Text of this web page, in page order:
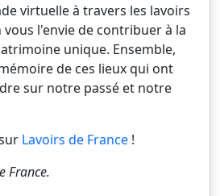
virtuelle à travers les lavoirs
vous l'envie de contribuer à la
unique. Ensemble,
de ces lieux qui ont
sur notre passé et notre
Lavoirs de France !
France.